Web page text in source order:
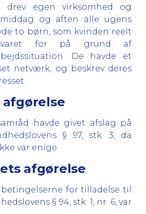
drev egen virksomhed og
og aften alle ugens
to børn, som kvinden reelt
for på grund af
De havde et
netværk, og beskrev deres
afgørelse
havde givet afslag på
§ 97, stk. 3, da
var enige.
afgørelse
for tilladelse til
§ 94, stk. 1, nr. 6, var